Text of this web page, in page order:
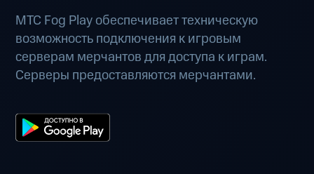
МТС Fog Play обеспечивает техническую
возможность подключения к игровым
серверам мерчантов для доступа к играм.
Серверы предоставляются мерчантами.